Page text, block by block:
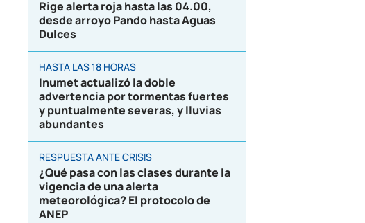
Rige alerta roja hasta las 04.00,
desde arroyo Pando hasta Aguas
Dulces
HASTA LAS 18 HORAS
Inumet actualizó la doble
advertencia por tormentas fuertes
y puntualmente severas, y lluvias
abundantes
RESPUESTA ANTE CRISIS
¿Qué pasa con las clases durante la
vigencia de una alerta
meteorológica? El protocolo de
ANEP